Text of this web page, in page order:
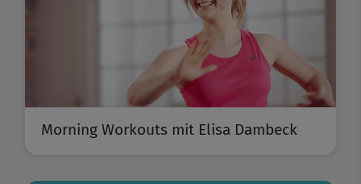
Morning Workouts mit Elisa Dambeck